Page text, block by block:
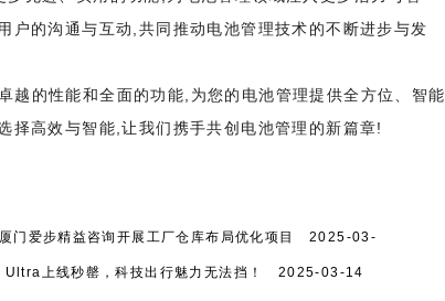
户的沟通与互动,共同推动电池管理技术的不断进步与发
越的性能和全面的功能,为您的电池管理提供全方位、智能
择高效与智能,让我们携手共创电池管理的新篇章!
门爱步精益咨询开展工厂仓库布局优化项目
2025-03-
上线秒罄，科技出行魅力无法挡！
2025-03-14